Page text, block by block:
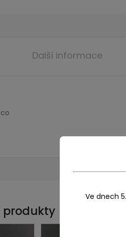
Další informace
produkty
Ve dnech